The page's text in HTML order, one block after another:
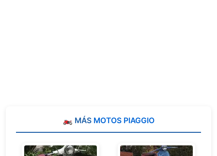
🏍️ MÁS MOTOS PIAGGIO